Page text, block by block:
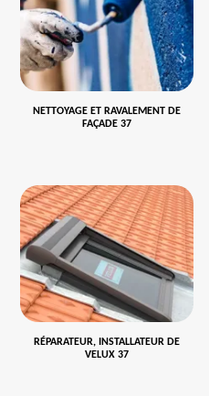
NETTOYAGE ET RAVALEMENT DE
FAÇADE 37
RÉPARATEUR, INSTALLATEUR DE
VELUX 37